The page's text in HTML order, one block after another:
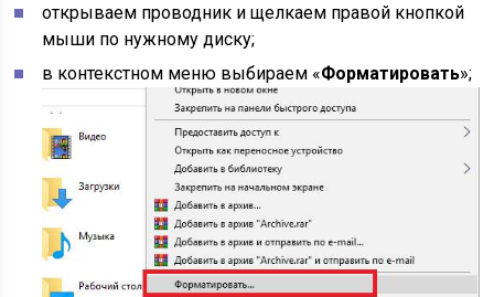
открываем проводник и щелкаем правой кнопкой
мыши по нужному диску;
в контекстном меню выбираем «Форматировать»;